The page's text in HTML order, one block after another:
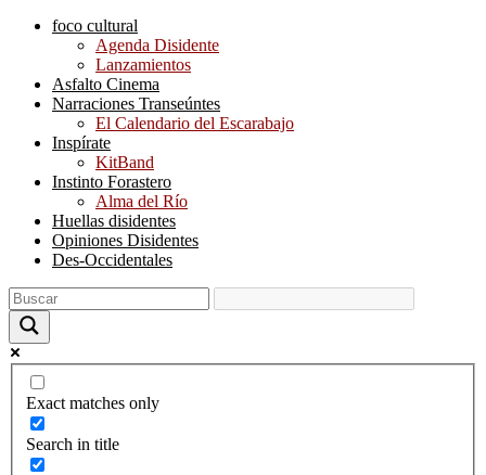
foco cultural
Agenda Disidente
Lanzamientos
Asfalto Cinema
Narraciones Transeúntes
El Calendario del Escarabajo
Inspírate
KitBand
Instinto Forastero
Alma del Río
Huellas disidentes
Opiniones Disidentes
Des-Occidentales
Exact matches only
Search in title